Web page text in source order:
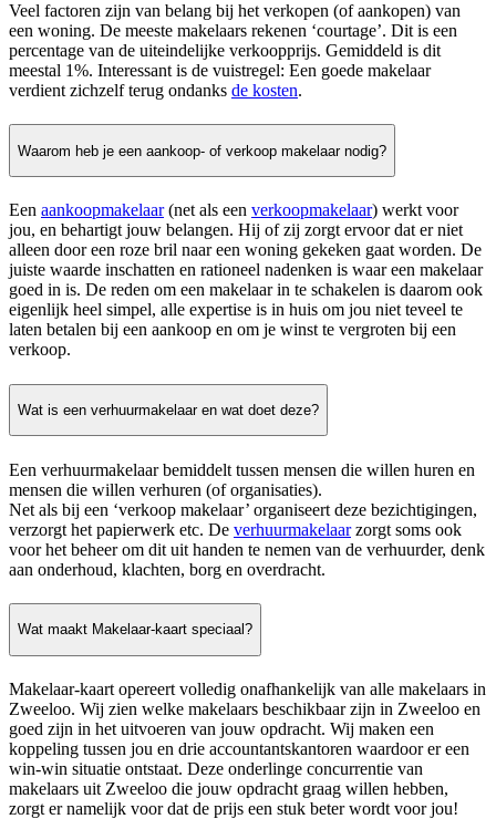
Veel factoren zijn van belang bij het verkopen (of aankopen) van
een woning. De meeste makelaars rekenen ‘courtage’. Dit is een
percentage van de uiteindelijke verkoopprijs. Gemiddeld is dit
meestal 1%. Interessant is de vuistregel: Een goede makelaar
verdient zichzelf terug ondanks de kosten.
Waarom heb je een aankoop- of verkoop makelaar nodig?
Een aankoopmakelaar(net als een verkoopmakelaar) werkt voor
jou, en behartigt jouw belangen. Hij of zij zorgt ervoor dat er niet
alleen door een roze bril naar een woning gekeken gaat worden. De
juiste waarde inschatten en rationeel nadenken is waar een makelaar
goed in is. De reden om een makelaar in te schakelen is daarom ook
eigenlijk heel simpel, alle expertise is in huis om jou niet teveel te
laten betalen bij een aankoop en om je winst te vergroten bij een
verkoop.
Wat is een verhuurmakelaar en wat doet deze?
Een verhuurmakelaar bemiddelt tussen mensen die willen huren en
mensen die willen verhuren (of organisaties).
Net als bij een ‘verkoop makelaar’ organiseert deze bezichtigingen,
verzorgt het papierwerk etc. De verhuurmakelaarzorgt soms ook
voor het beheer om dit uit handen te nemen van de verhuurder, denk
aan onderhoud, klachten, borg en overdracht.
Wat maakt Makelaar-kaart speciaal?
Makelaar-kaart opereert volledig onafhankelijk van alle makelaars in
Zweeloo. Wij zien welke makelaars beschikbaar zijn in Zweeloo en
goed zijn in het uitvoeren van jouw opdracht. Wij maken een
koppeling tussen jou en drie accountantskantoren waardoor er een
win-win situatie ontstaat. Deze onderlinge concurrentie van
makelaars uit Zweeloo die jouw opdracht graag willen hebben,
zorgt er namelijk voor dat de prijs een stuk beter wordt voor jou!